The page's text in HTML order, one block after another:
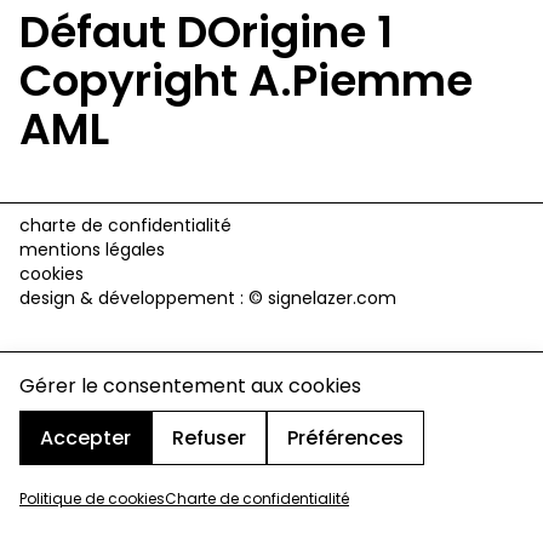
Gérer le consentement aux cookies
Accepter
Refuser Préférences
Politique de cookiesCharte de confidentialité
Défaut DOrigine 1
Copyright A.Piemme
AML
charte de confidentialité
mentions légales
cookies
design & développement : © signelazer.com